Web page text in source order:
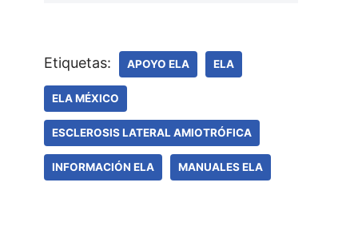
Etiquetas: APOYO ELA ELA
ELA MÉXICO
ESCLEROSIS LATERAL AMIOTRÓFICA
INFORMACIÓN ELA MANUALES ELA